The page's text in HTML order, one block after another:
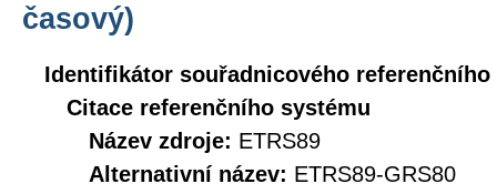
časový)
Identifikátor souřadnicového referenčního
Citace referenčního systému
Název zdroje: ETRS89
Alternativní název: ETRS89-GRS80